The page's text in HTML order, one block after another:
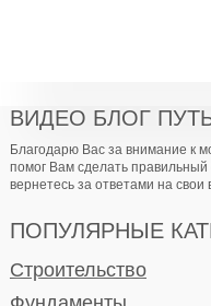
ВИДЕО БЛОГ
Благодарю Вас за внимание к
помог Вам сделать
вернетесь за ответами на
ПОПУЛЯРНЫЕ
Строительство